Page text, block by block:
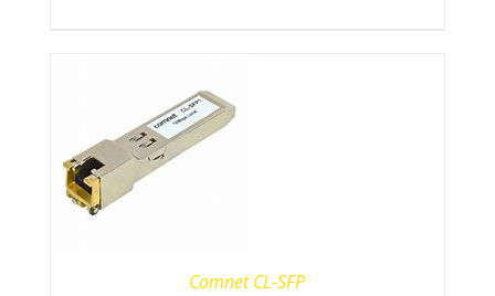
Comnet CL-SFP